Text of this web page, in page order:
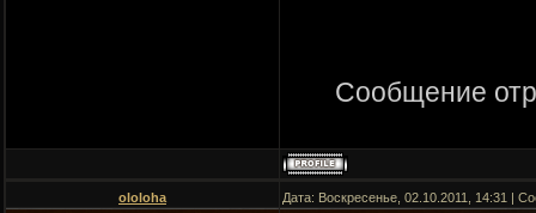
Сообщение
ololoha Дата: Воскресенье, 02.10.2011, 14:31 |